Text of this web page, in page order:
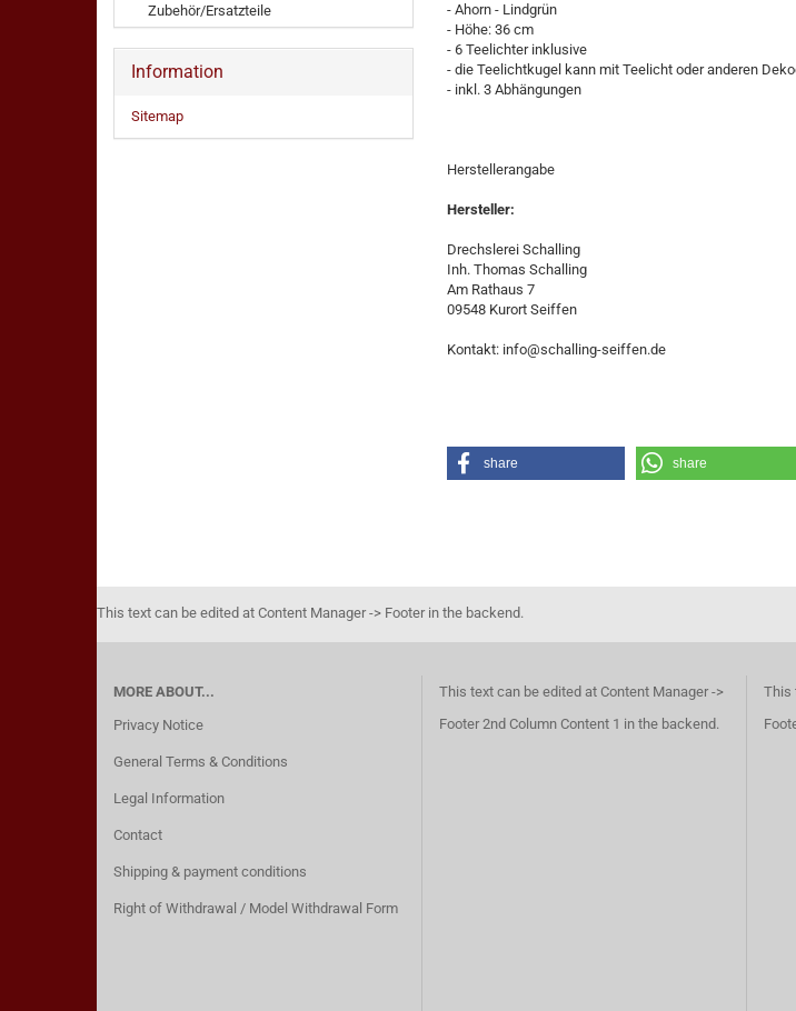
- Ahorn - Lindgrün
- Höhe: 36 cm
- 6 Teelichter inklusive
- die Teelichtkugel kann mit Teelicht oder anderen
- inkl. 3 Abhängungen
Herstellerangabe
Hersteller:
Drechslerei Schalling
Inh. Thomas Schalling
Am Rathaus 7
09548 Kurort Seiffen
Kontakt: info@schalling-seiffen.de
share share
Zubehör/Ersatzteile
Information
Sitemap
This text can be edited at Content Manager -> Footer in the backend.
MORE ABOUT...
Privacy Notice
General Terms & Conditions
Legal Information
Contact
Shipping & payment conditions
Right of Withdrawal / Model Withdrawal Form
This text can be edited at Content Manager ->
Footer 2nd Column Content 1 in the backend.
This